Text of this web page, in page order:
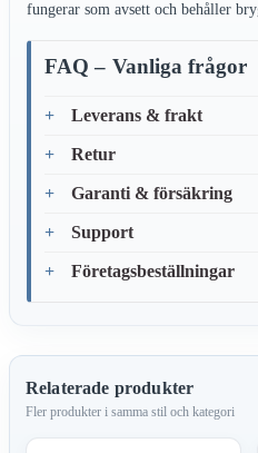
fungerar som avsett och behåller
FAQ – Vanliga frågor
Leverans & frakt
Retur
Garanti & försäkring
Support
Företagsbeställningar
Relaterade produkter